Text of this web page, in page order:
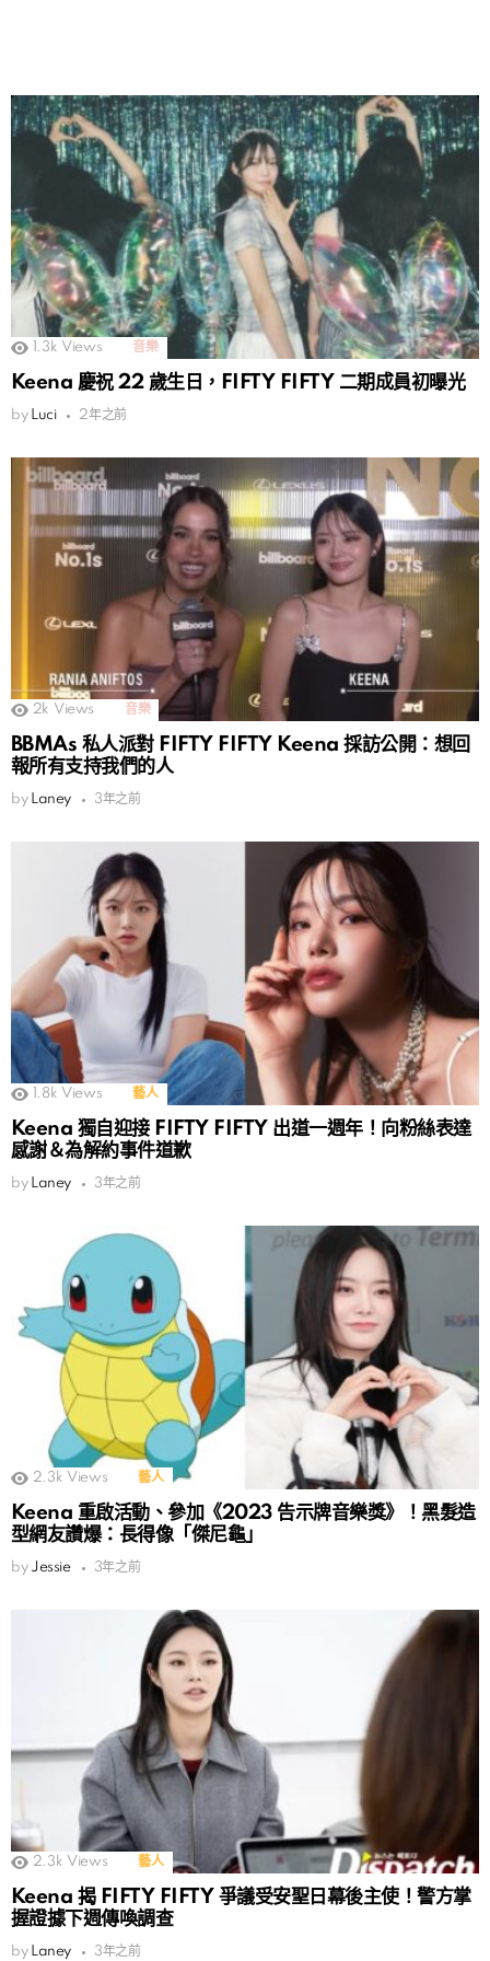
1.3k Views 音樂
Keena 慶祝 22 歲生日，FIFTY FIFTY 二期成員初曝光
by Luci 2年之前
2k Views 音樂
BBMAs 私人派對 FIFTY FIFTY Keena 採訪公開：想回
報所有支持我們的人
by Laney 3年之前
1.8k Views 藝人
Keena 獨自迎接 FIFTY FIFTY 出道一週年！向粉絲表達
感謝＆為解約事件道歉
by Laney 3年之前
2.3k Views 藝人
Keena 重啟活動、參加《2023 告示牌音樂獎》！黑髮造
型網友讚爆：長得像「傑尼龜」
by Jessie 3年之前
2.3k Views 藝人
Keena 揭 FIFTY FIFTY 爭議受安聖日幕後主使！警方掌
握證據下週傳喚調查
by Laney 3年之前